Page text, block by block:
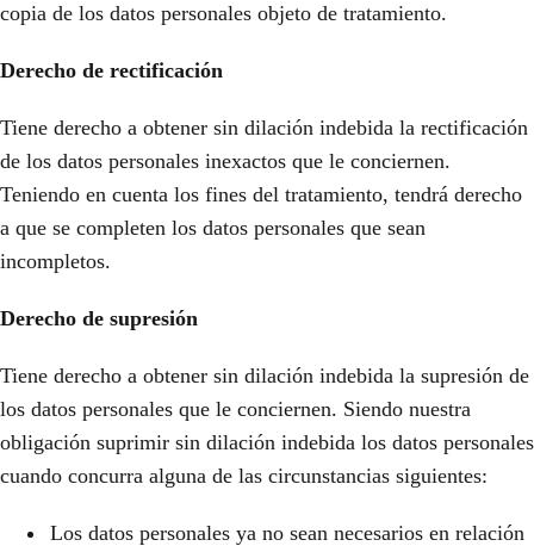
copia de los datos personales objeto de tratamiento.
Derecho de rectificación
Tiene derecho a obtener sin dilación indebida la rectificación
de los datos personales inexactos que le conciernen.
Teniendo en cuenta los fines del tratamiento, tendrá derecho
a que se completen los datos personales que sean
incompletos.
Derecho de supresión
Tiene derecho a obtener sin dilación indebida la supresión de
los datos personales que le conciernen. Siendo nuestra
obligación suprimir sin dilación indebida los datos personales
cuando concurra alguna de las circunstancias siguientes:
Los datos personales ya no sean necesarios en relación